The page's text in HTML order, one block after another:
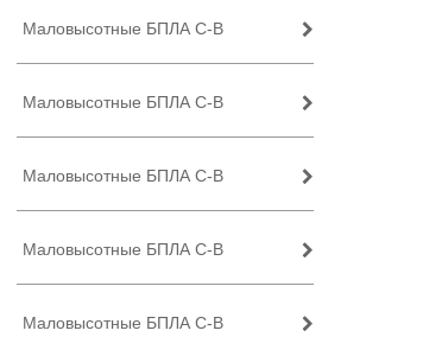
Маловысотные БПЛА C-B
Маловысотные БПЛА C-B
Маловысотные БПЛА C-B
Маловысотные БПЛА C-B
Маловысотные БПЛА C-B